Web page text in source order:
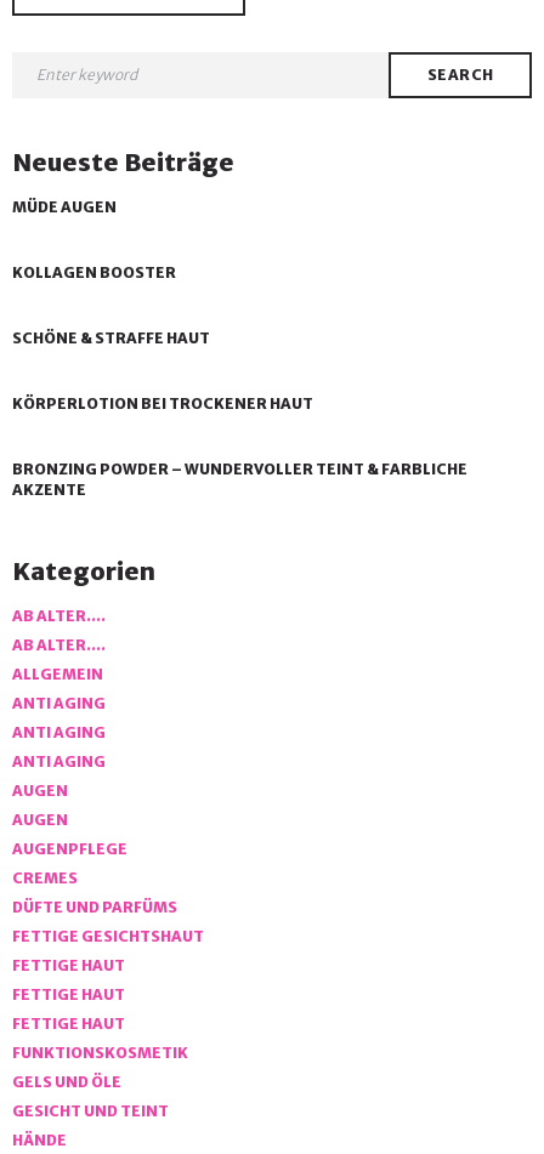
SEARCH
Neueste Beiträge
MÜDE AUGEN
KOLLAGEN BOOSTER
SCHÖNE & STRAFFE HAUT
KÖRPERLOTION BEI TROCKENER HAUT
BRONZING POWDER – WUNDERVOLLER TEINT & FARBLICHE
AKZENTE
Kategorien
AB ALTER….
AB ALTER….
ALLGEMEIN
ANTI AGING
ANTI AGING
ANTI AGING
AUGEN
AUGEN
AUGENPFLEGE
CREMES
DÜFTE UND PARFÜMS
FETTIGE GESICHTSHAUT
FETTIGE HAUT
FETTIGE HAUT
FETTIGE HAUT
FUNKTIONSKOSMETIK
GELS UND ÖLE
GESICHT UND TEINT
HÄNDE